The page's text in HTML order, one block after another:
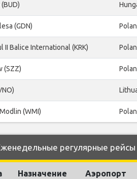
(GDN)
II Balice International (KRK)
(SZZ)
(WMI)
регулярные
Назначение Аэропорт